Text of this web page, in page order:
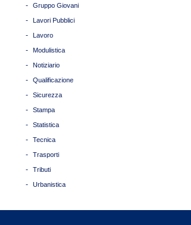
- Gruppo Giovani
- Lavori Pubblici
- Lavoro
- Modulistica
- Notiziario
- Qualificazione
- Sicurezza
- Stampa
- Statistica
- Tecnica
- Trasporti
- Tributi
- Urbanistica